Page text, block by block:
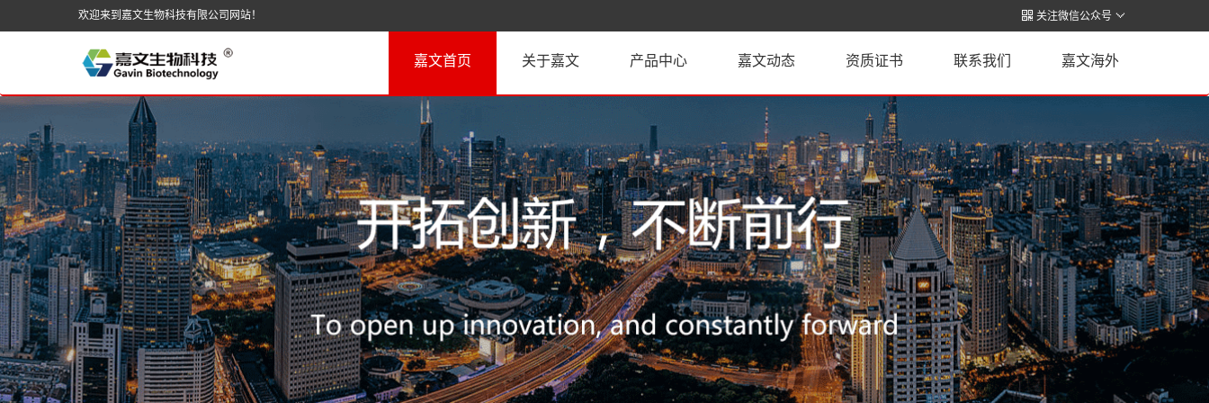
欢迎来到嘉文生物科技有限公司网站！  关注微信公众号 
嘉文首页 关于嘉文 产品中心 嘉文动态 资质证书 联系我们 嘉文海外